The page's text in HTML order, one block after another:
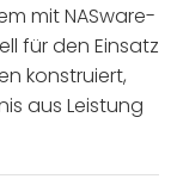
mit NASware-
für den Einsatz
konstruiert,
aus Leistung